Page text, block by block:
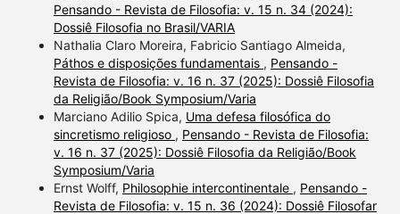
Pensando - Revista de Filosofia: v. 15 n. 34 (2024):
Dossiê Filosofia no Brasil/VARIA
Nathalia Claro Moreira, Fabricio Santiago Almeida,
Páthos e disposições fundamentais , Pensando -
Revista de Filosofia: v. 16 n. 37 (2025): Dossiê Filosofia
da Religião/Book Symposium/Varia
Marciano Adilio Spica, Uma defesa filosófica do
sincretismo religioso , Pensando - Revista de Filosofia:
v. 16 n. 37 (2025): Dossiê Filosofia da Religião/Book
Symposium/Varia
Ernst Wolff, Philosophie intercontinentale , Pensando -
Revista de Filosofia: v. 15 n. 36 (2024): Dossiê Filosofar